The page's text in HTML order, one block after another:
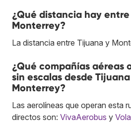
¿Qué distancia hay
Monterrey?
La distancia entre Tijuana y
¿Qué compañías aéreas
sin escalas desde
Monterrey?
Las aerolíneas que operan esta
directos son: VivaAerobus y